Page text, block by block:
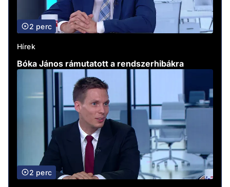
2 perc
Hírek
Bóka János rámutatott a rendszerhibákra
2 perc